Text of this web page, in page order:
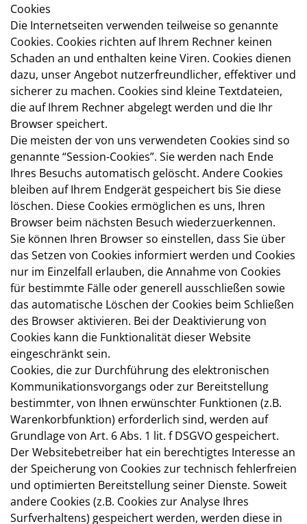
Cookies
Die Internetseiten verwenden teilweise so genannte
Cookies. Cookies richten auf Ihrem Rechner keinen
Schaden an und enthalten keine Viren. Cookies dienen
dazu, unser Angebot nutzerfreundlicher, effektiver und
sicherer zu machen. Cookies sind kleine Textdateien,
die auf Ihrem Rechner abgelegt werden und die Ihr
Browser speichert.
Die meisten der von uns verwendeten Cookies sind so
genannte “Session-Cookies”. Sie werden nach Ende
Ihres Besuchs automatisch gelöscht. Andere Cookies
bleiben auf Ihrem Endgerät gespeichert bis Sie diese
löschen. Diese Cookies ermöglichen es uns, Ihren
Browser beim nächsten Besuch wiederzuerkennen.
Sie können Ihren Browser so einstellen, dass Sie über
das Setzen von Cookies informiert werden und Cookies
nur im Einzelfall erlauben, die Annahme von Cookies
für bestimmte Fälle oder generell ausschließen sowie
das automatische Löschen der Cookies beim Schließen
des Browser aktivieren. Bei der Deaktivierung von
Cookies kann die Funktionalität dieser Website
eingeschränkt sein.
Cookies, die zur Durchführung des elektronischen
Kommunikationsvorgangs oder zur Bereitstellung
bestimmter, von Ihnen erwünschter Funktionen (z.B.
Warenkorbfunktion) erforderlich sind, werden auf
Grundlage von Art. 6 Abs. 1 lit. f DSGVO gespeichert.
Der Websitebetreiber hat ein berechtigtes Interesse an
der Speicherung von Cookies zur technisch fehlerfreien
und optimierten Bereitstellung seiner Dienste. Soweit
andere Cookies (z.B. Cookies zur Analyse Ihres
Surfverhaltens) gespeichert werden, werden diese in